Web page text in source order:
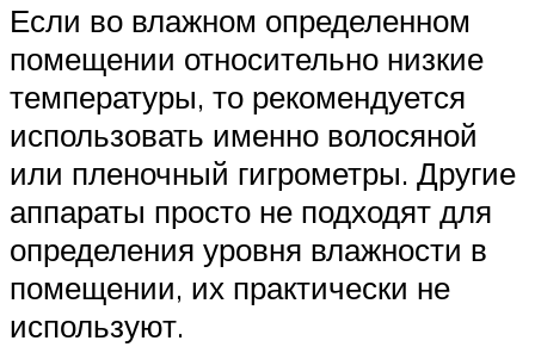
Если во влажном определенном
помещении относительно низкие
температуры, то рекомендуется
использовать именно волосяной
или пленочный гигрометры. Другие
аппараты просто не подходят для
определения уровня влажности в
помещении, их практически не
используют.